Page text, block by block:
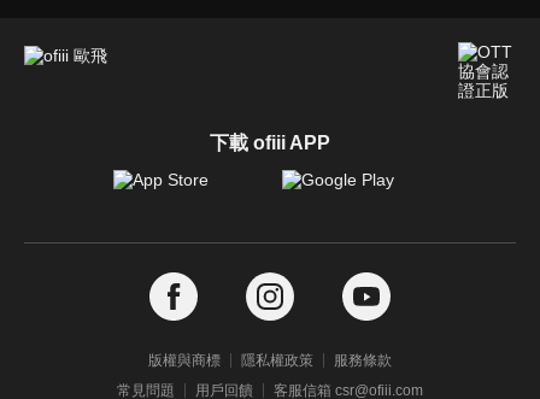
下載 ofiii APP
版權與商標 隱私權政策
服務條款
常見問題
用戶回饋 客服信箱 csr@ofiii.com